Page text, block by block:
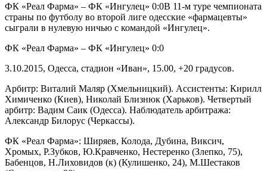
ФК «Реал Фарма» – ФК «Ингулец» 0:0В 11-м туре чемпионата
страны по футболу во второй лиге одесские «фармацевты»
сыграли в нулевую ничью с командой «Ингулец».
ФК «Реал Фарма» – ФК «Ингулец» 0:0
3.10.2015, Одесса, стадион «Иван», 15.00, +20 градусов.
Арбитр: Виталий Маляр (Хмельницкий). Ассистенты: Кирилл
Химиченко (Киев), Николай Близнюк (Харьков). Четвертый
арбитр: Вадим Саик (Одесса). Наблюдатель арбитража:
Александр Билорус (Черкассы).
ФК «Реал Фарма»: Ширяев, Колода, Дубина, Виксич,
Хромых, Р.Зубков, Ю.Кравченко, Нестеренко (Злепко, 75),
Бабенцов, Н.Лиховидов (к) (Кулишенко, 24), М.Шестаков